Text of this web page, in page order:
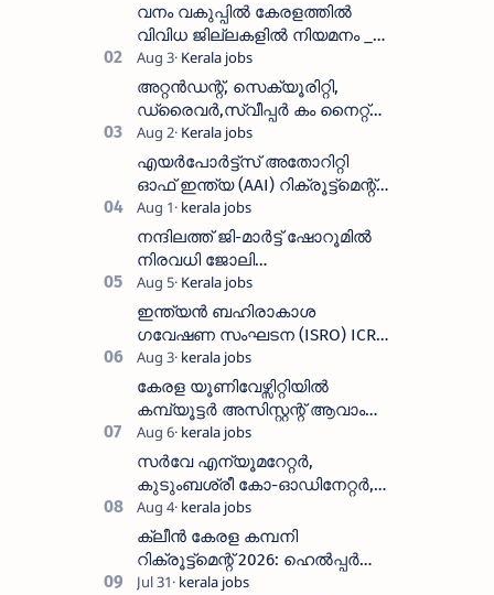
വനം വകുപ്പിൽ കേരളത്തിൽ
വിവിധ ജില്ലകളിൽ നിയമനം _
Forest Department Recruitment |
District-wise Vacancies
അറ്റൻഡന്റ്, സെക്യൂരിറ്റി,
ഡ്രൈവർ,സ്വീപ്പർ കം നൈറ്റ്
വാച്ച്മാൻ തുടങ്ങി നിരവധി
ഒഴിവുകൾ
എയർപോർട്ട്സ് അതോറിറ്റി
ഓഫ് ഇന്ത്യ (AAI) റിക്രൂട്ട്മെന്റ്
2026: 800+ ഒഴിവുകൾ,
അപേക്ഷിക്കാനുള്ള അവസാന
തീയതി സെപ്റ്റംബർ 7
നന്ദിലത്ത് ജി-മാർട്ട് ഷോറൂമിൽ
നിരവധി ജോലി
ഒഴിവുകൾ|Nandilath G-Mart
Showroom vacancies 2026
ഇന്ത്യൻ ബഹിരാകാശ
ഗവേഷണ സംഘടന (ISRO) ICRB
യിൽ ജോലി അവസരം :ശമ്പളം
25, 500 രൂപ മുതൽ
കേരള യൂണിവേഴ്സിറ്റിയിൽ
കമ്പ്യൂട്ടർ അസിസ്റ്റന്റ് ആവാം
:അവസാന തീയതി: ഓഗസ്റ്റ് 5 ന്
സർവേ എന്യൂമറേറ്റർ,
കുടുംബശ്രീ കോ-ഓഡിനേറ്റർ,
ആശ വർക്കർ ഒഴിവുകളിൽ
അപേക്ഷിക്കാം
ക്ലീൻ കേരള കമ്പനി
റിക്രൂട്ട്മെന്റ് 2026: ഹെൽപ്പർ
തസ്തികയിലേക്ക് ഓഗസ്റ്റ് 5-ന്